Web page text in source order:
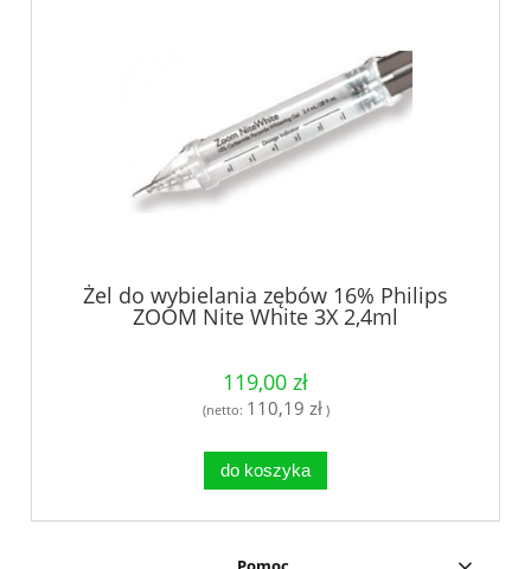
Żel do wybielania zębów 16% Philips
ZOOM Nite White 3X 2,4ml
119,00 zł
(netto: 110,19 zł)
do koszyka